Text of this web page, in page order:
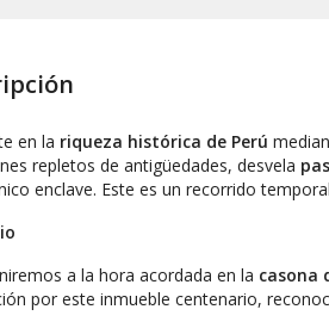
en la riqueza histórica de Perú
repletos de antigüedades, desvela
enclave. Este es un recorrido
a la hora acordada en la casona
por este inmueble centenario,